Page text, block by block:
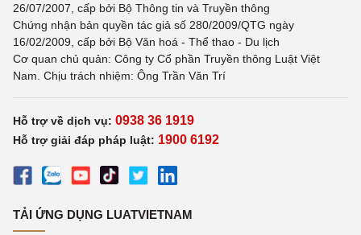
26/07/2007, cấp bởi Bộ Thông tin và Truyền thông
Chứng nhận bản quyền tác giả số 280/2009/QTG ngày
16/02/2009, cấp bởi Bộ Văn hoá - Thể thao - Du lịch
Cơ quan chủ quản: Công ty Cổ phần Truyền thông Luật Việt
Nam. Chịu trách nhiệm: Ông Trần Văn Trí
Hỗ trợ về dịch vụ: 0938 36 1919
Hỗ trợ giải đáp pháp luật: 1900 6192
TẢI ỨNG DỤNG LUATVIETNAM